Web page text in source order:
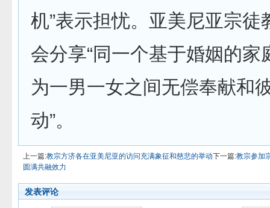
机”表示担忧。亚美尼亚宗徒
会分享“同一个基于婚姻的家
为一男一女之间无偿奉献和
动”。
上一篇:教宗方济各在亚美尼亚的访问充满象征和慈悲的举动下一篇:教宗参加
圆满共融效力
发表评论